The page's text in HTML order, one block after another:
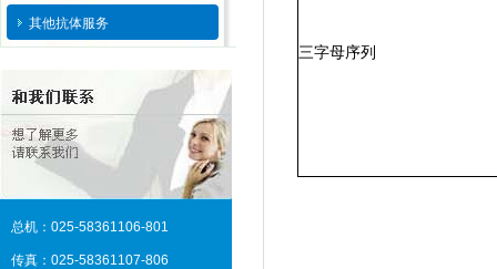
其他抗体服务
总机：025-58361106-801
传真：025-58361107-806
三字母序列